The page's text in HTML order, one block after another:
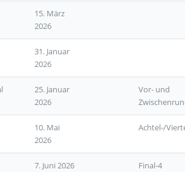
15. März
2026
31. Januar
2026
25. Januar
2026
Vor- und
10. Mai
2026
Achtel-/
7. Juni 2026 Final-4